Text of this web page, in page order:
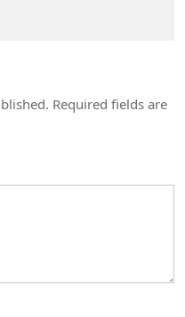
Required fields are